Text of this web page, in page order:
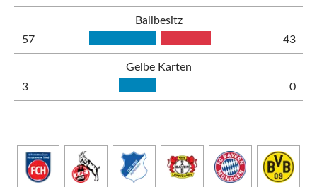
Ballbesitz
57
43
Gelbe Karten
3
0